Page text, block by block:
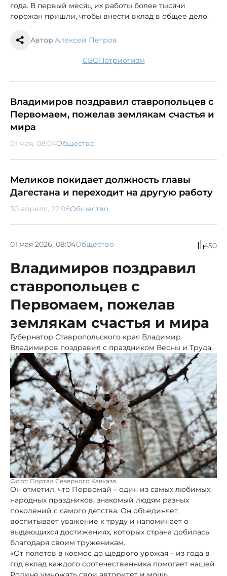
года. В первый месяц их работы более тысячи
горожан пришли, чтобы внести вклад в общее дело.
Автор:Алексей Петров
СВО патриотизм
Владимиров поздравил ставропольцев с
Первомаем, пожелав землякам счастья и
мира
01 мая, 08:04Общество
Меликов покидает должность главы
Дагестана и переходит на другую работу
30 апреля, 22:08Общество
01 мая 2026, 08:04Общество 450
Владимиров поздравил
ставропольцев с
Первомаем, пожелав
землякам счастья и мира
Губернатор Ставропольского края Владимир
Владимиров поздравил с праздником Весны и Труда.
Фото: Портал Северного Кавказа
Он отметил, что Первомай – один из самых любимых,
народных праздников, знакомый людям разных
поколений с самого детства. Он объединяет,
воспитывает уважение к труду и напоминает о
выдающихся достижениях, которых страна добилась
благодаря своим труженикам.
«От полетов в космос до щедрого урожая – из года в
год вклад каждого соотечественника помогает нашей